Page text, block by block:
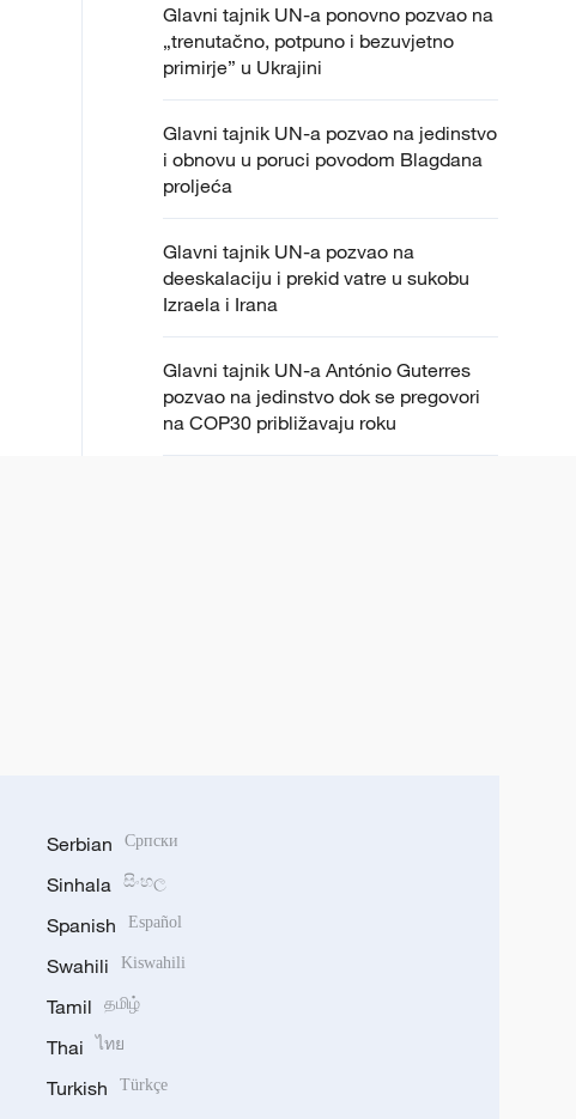
Glavni tajnik UN-a ponovno pozvao na
„trenutačno, potpuno i bezuvjetno
primirje” u Ukrajini
Glavni tajnik UN-a pozvao na jedinstvo
i obnovu u poruci povodom Blagdana
proljeća
Glavni tajnik UN-a pozvao na
deeskalaciju i prekid vatre u sukobu
Izraela i Irana
Glavni tajnik UN-a António Guterres
pozvao na jedinstvo dok se pregovori
na COP30 približavaju roku
Serbian Српски
Sinhala සිංහල
Spanish Español
Swahili Kiswahili
Tamil தமிழ்
Thai ไทย
Turkish Türkçe